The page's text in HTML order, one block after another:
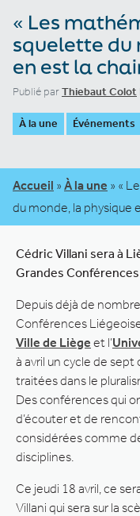
« Les
squelette du
en est la
Publié parThiebaut Colot
À la une Événements
Accueil » À la une » «
du monde, la physique
Cédric Villani sera à
Grandes
Depuis déjà de
Conférences
Ville de Liège et l’
à avril un cycle de
traitées dans le
Des conférences qui
d’écouter et de
considérées comme
disciplines.
Ce jeudi 18 avril, ce
Villani qui sera sur la